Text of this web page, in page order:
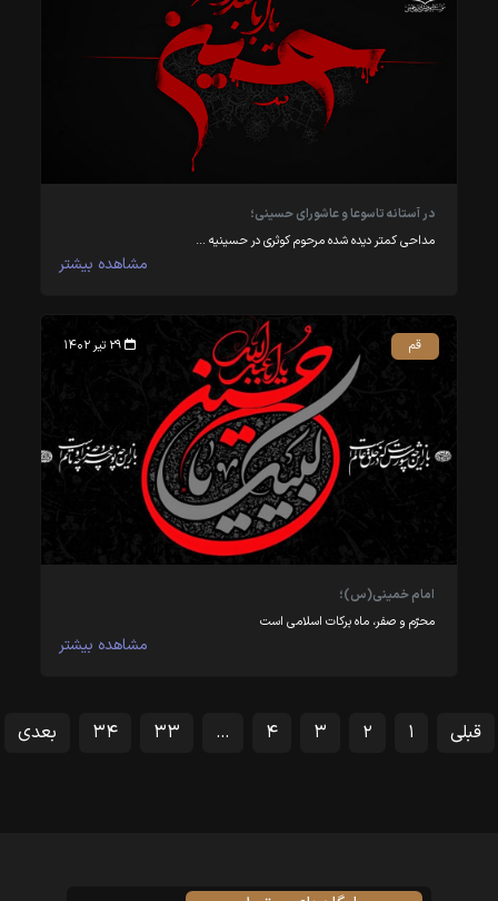
در آستانه تاسوعا و عاشورای حسینی؛
مداحی کمتر دیده شده مرحوم کوثری در حسینیه …
مشاهده بیشتر
امام خمینی(س)؛
محرّم و صفر، ماه‏‎ ‎‏برکات اسلامی است
مشاهده بیشتر
۲۹ تیر ۱۴۰۲ قم
قبلی ۱ ۲ ۳ ۴ … ۳۳ ۳۴ بعدی